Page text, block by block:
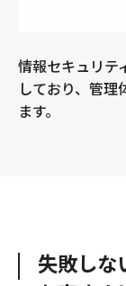
情報セキュリテ
しており、管
ます。
失敗しな